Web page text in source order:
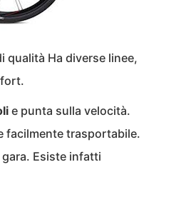
qualità Ha diverse linee,
e punta sulla velocità.
facilmente trasportabile.
gara. Esiste infatti